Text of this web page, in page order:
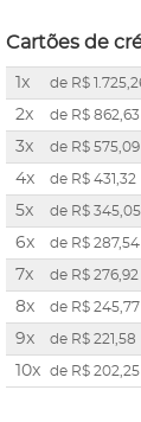
Cartões de
1x de R$
2x de R$ 862,63
3x de R$ 575,09
4x de R$ 431,32
5x de R$ 345,05
6x de R$ 287,54
7x de R$ 276,92
8x de R$ 245,77
9x de R$ 221,58
10x de R$ 202,25